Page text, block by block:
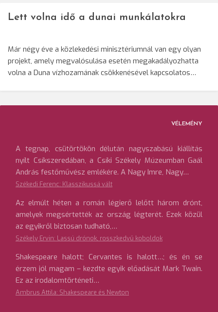
Lett volna idő a dunai munkálatokra
Már négy éve a közlekedési minisztériumnál van egy olyan
projekt, amely megvalósulása esetén megakadályozhatta
volna a Duna vízhozamának csökkenésével kapcsolatos…
VÉLEMÉNY
A tegnap, csütörtökön délután nagyszabású kiállítás
nyílt Csíkszeredában, a Csíki Székely Múzeumban Gaál
András festőművész emlékére. A Nagy Imre, Nagy…
Székedi Ferenc: Klasszikussá vált
Az elmúlt héten a román légierő lelőtt három drónt,
amelyek megsértették az ország légterét. Ezek közül
az egyikről biztosan tudható,…
Székely Ervin: Lassú drónok, rosszkedvű koboldok
Shakespeare halott; Cervantes is halott…; és én se
érzem jól magam – kezdte egyik előadását Mark Twain.
Ez az irodalomtörténeti…
Ambrus Attila: Shakespeare és Newton